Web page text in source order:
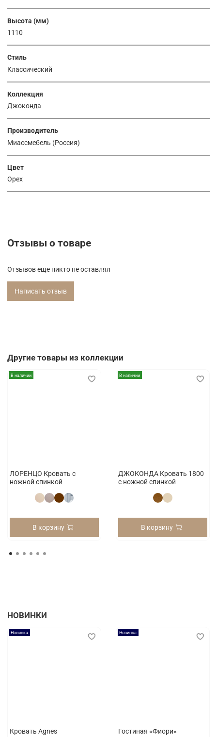
Высота (мм)
1110
Стиль
Классический
Коллекция
Джоконда
Производитель
Миассмебель (Россия)
Цвет
Орех
Отзывы о товаре
Отзывов еще никто не оставлял
Написать отзыв
Другие товары из коллекции
В наличии
ЛОРЕНЦО Кровать с
ножной спинкой
В корзину
В наличии
ДЖОКОНДА Кровать 1800
с ножной спинкой
В корзину
НОВИНКИ
Новинка
Кровать Agnes
Новинка
Гостиная «Фиори»